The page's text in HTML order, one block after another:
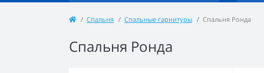
Спальня Спальные гарнитуры Спальня Ронда
Спальня Ронда